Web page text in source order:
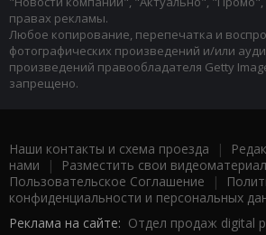
правах рекламы.
Любое копирование, перепечатка и
фотографических произведений и/или
произведений правообладателя Getty
запрещено.
Наши контакты и схема проезда |
нами | Разместить свои
Пользовательское Соглашение |
конфиденциальности и персональных
Реклама на сайте: Отдел продаж digital